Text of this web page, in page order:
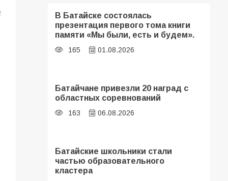
В Батайске состоялась
презентация первого тома книги
памяти «Мы были, есть и будем».
165 01.08.2026
Батайчане привезли 20 наград с
областных соревнований
163 06.08.2026
Батайские школьники стали
частью образовательного
кластера